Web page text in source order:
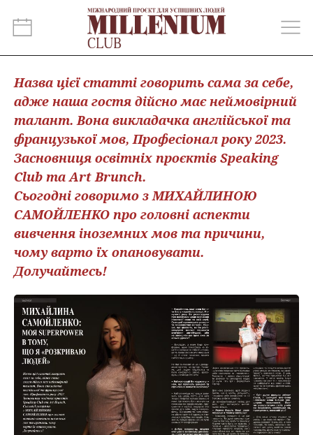
Назва цієї статті говорить сама за себе,
адже наша гостя дійсно має неймовірний
талант. Вона викладачка англійської та
французької мов, Професіонал року 2023.
Засновниця освітніх проєктів Speaking
Club та Art Brunch.
Сьогодні говоримо з МИХАЙЛИНОЮ
САМОЙЛЕНКО про головні аспекти
вивчення іноземних мов та причини,
чому варто їх опановувати.
Долучайтесь!